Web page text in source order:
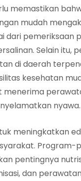
memastikan
mudah
dari pemeriksaan
Selain itu,
di daerah
kesehatan
menerima
nyawa.
meningkatkan
Program-
pentingnya
dan